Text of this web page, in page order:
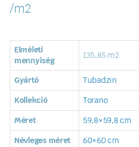
/m2
Elméleti
mennyiség
135,85 m2
Gyártó Tubadzin
Kollekció Torano
Méret 59,8×59,8 cm
Névleges méret 60×60 cm